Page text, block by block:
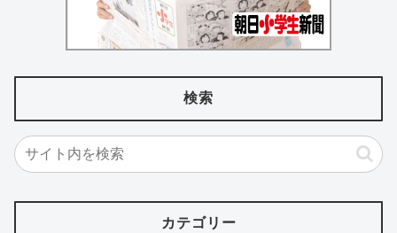
検索
カテゴリー